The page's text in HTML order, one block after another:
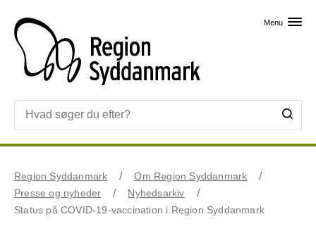
Menu
Region Syddanmark
Om Region Syddanmark
Presse og nyheder
Nyhedsarkiv
Status på COVID-19-vaccination i Region Syddanmark